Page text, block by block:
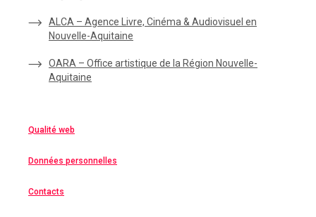
ALCA – Agence Livre, Cinéma & Audiovisuel en
Nouvelle-Aquitaine
OARA – Office artistique de la Région Nouvelle-
Aquitaine
Qualité web
Données personnelles
Contacts